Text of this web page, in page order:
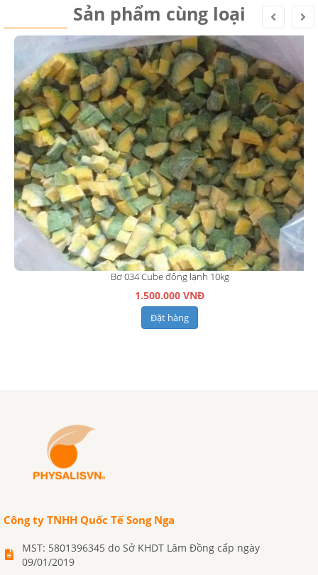
Sản phẩm cùng loại
Bơ 034 Cube đông lạnh 10kg
1.500.000 VNĐ
Đặt hàng
Công ty TNHH Quốc Tế Song Nga
MST: 5801396345 do Sở KHDT Lâm Đồng cấp ngày
09/01/2019